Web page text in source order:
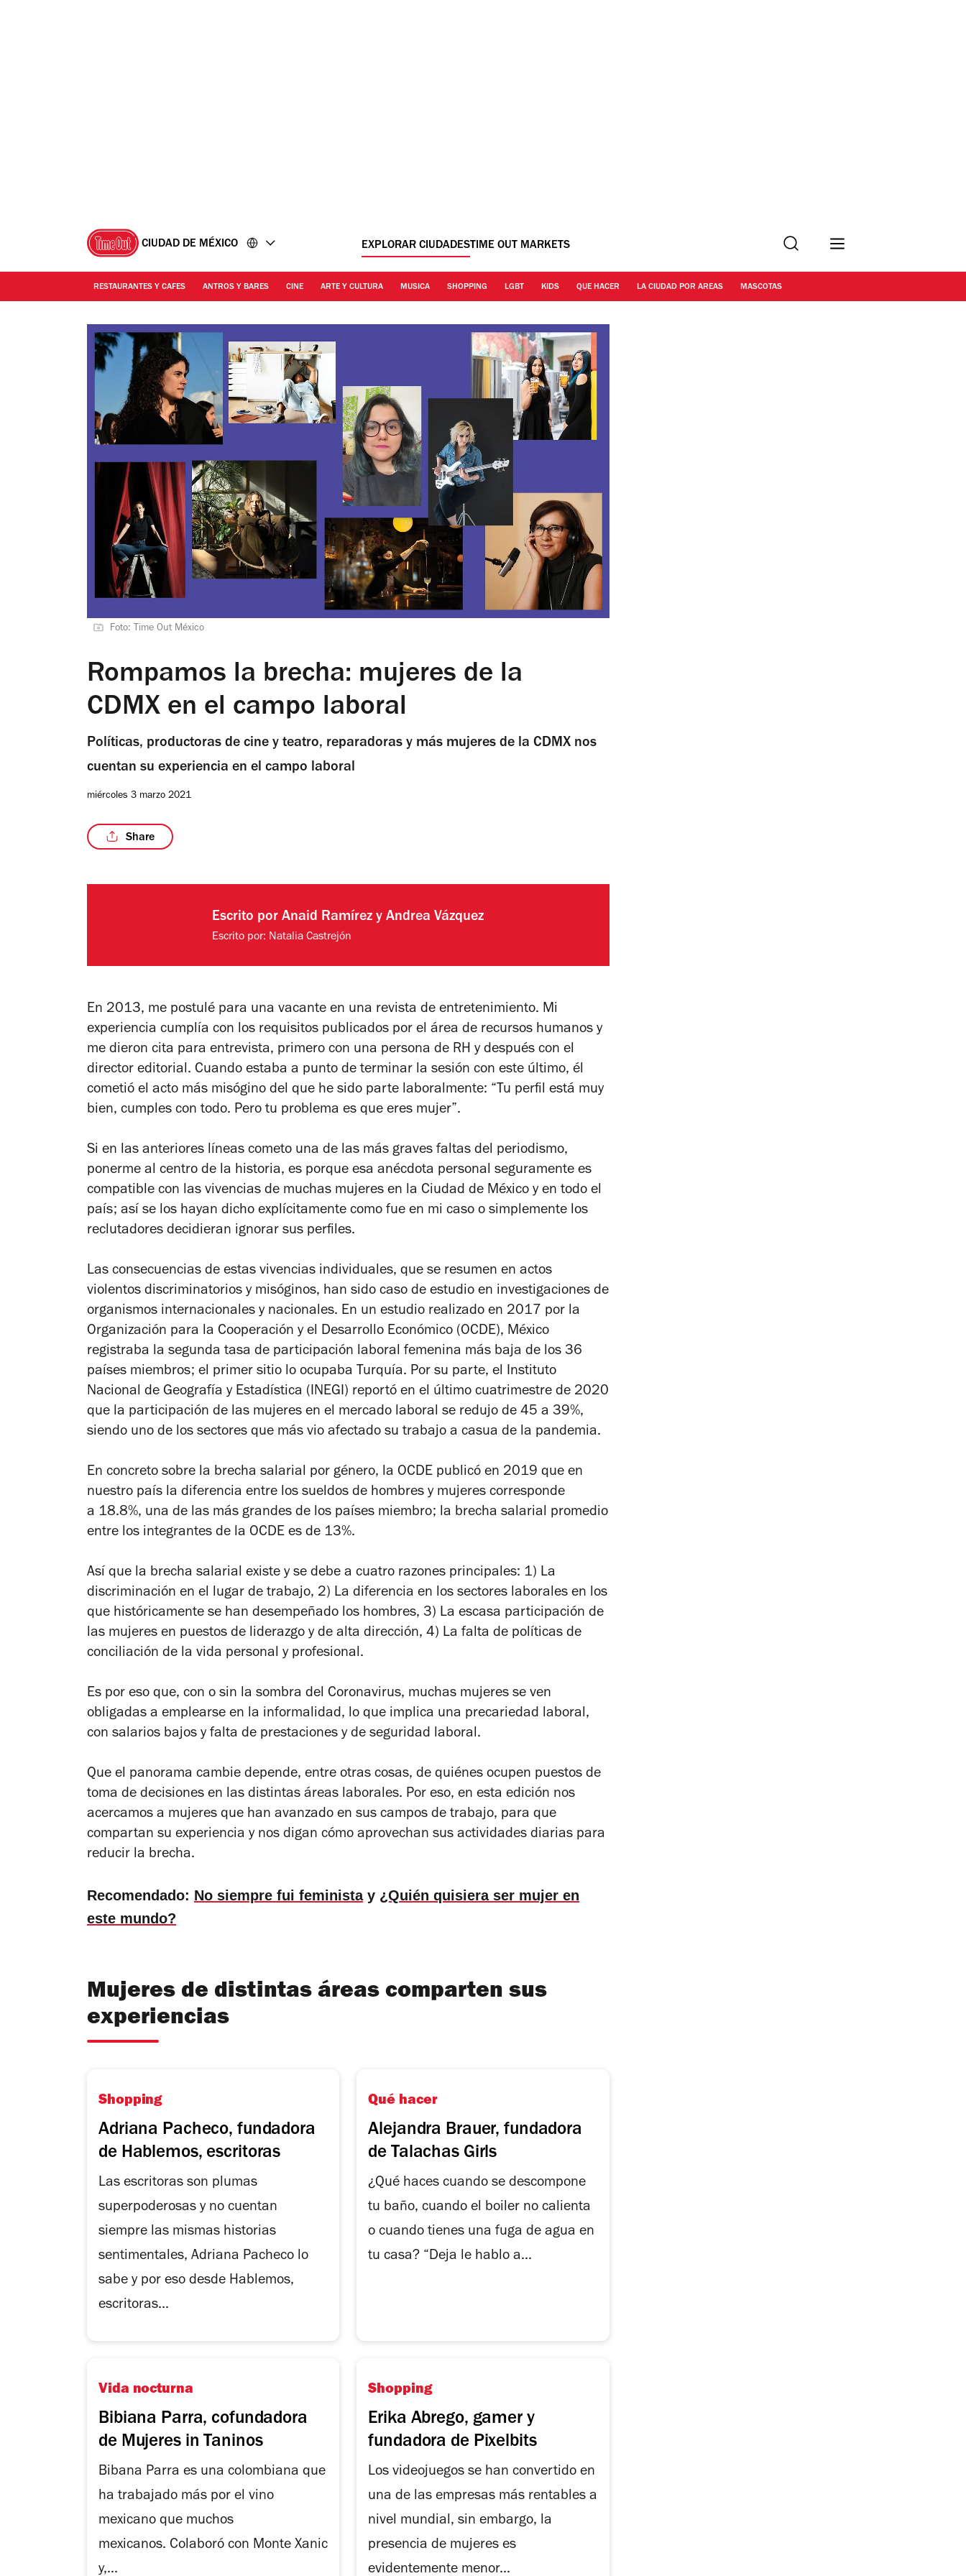
CIUDAD DE MÉXICO EXPLORAR CIUDADESTIME OUT MARKETS Buscar
RESTAURANTES Y CAFES ANTROS Y BARES CINE ARTE Y CULTURA MUSICA SHOPPING LGBT KIDS QUE HACER LA CIUDAD POR AREAS MASCOTAS
Foto: Time Out México
Rompamos la brecha: mujeres de la
CDMX en el campo laboral
Políticas, productoras de cine y teatro, reparadoras y más mujeres de la CDMX nos
cuentan su experiencia en el campo laboral
miércoles 3 marzo 2021
Share
Escrito porAnaid Ramírez yAndrea Vázquez
Escrito por: Natalia Castrejón
En 2013, me postulé para una vacante en una revista de entretenimiento. Mi
experiencia cumplía con los requisitos publicados por el área de recursos humanos y
me dieron cita para entrevista, primero con una persona de RH y después con el
director editorial. Cuando estaba a punto de terminar la sesión con este último, él
cometió el acto más misógino del que he sido parte laboralmente: “Tu perfil está muy
bien, cumples con todo. Pero tu problema es que eres mujer”.
Si en las anteriores líneas cometo una de las más graves faltas del periodismo,
ponerme al centro de la historia, es porque esa anécdota personal seguramente es
compatible con las vivencias de muchas mujeres en la Ciudad de México y en todo el
país; así se los hayan dicho explícitamente como fue en mi caso o simplemente los
reclutadores decidieran ignorar sus perfiles.
Las consecuencias de estas vivencias individuales, que se resumen en actos
violentos discriminatorios y misóginos, han sido caso de estudio en investigaciones de
organismos internacionales y nacionales. En un estudio realizado en 2017 por la
Organización para la Cooperación y el Desarrollo Económico (OCDE), México
registraba la segunda tasa de participación laboral femenina más baja de los 36
países miembros; el primer sitio lo ocupaba Turquía. Por su parte, el Instituto
Nacional de Geografía y Estadística (INEGI) reportó en el último cuatrimestre de 2020
que la participación de las mujeres en el mercado laboral se redujo de 45 a 39%,
siendo uno de los sectores que más vio afectado su trabajo a casua de la pandemia.
En concreto sobre la brecha salarial por género, la OCDE publicó en 2019 que en
nuestro país la diferencia entre los sueldos de hombres y mujeres corresponde
a 18.8%, una de las más grandes de los países miembro; la brecha salarial promedio
entre los integrantes de la OCDE es de 13%.
Así que la brecha salarial existe y se debe a cuatro razones principales: 1) La
discriminación en el lugar de trabajo, 2) La diferencia en los sectores laborales en los
que históricamente se han desempeñado los hombres, 3) La escasa participación de
las mujeres en puestos de liderazgo y de alta dirección, 4) La falta de políticas de
conciliación de la vida personal y profesional.
Es por eso que, con o sin la sombra del Coronavirus, muchas mujeres se ven
obligadas a emplearse en la informalidad, lo que implica una precariedad laboral,
con salarios bajos y falta de prestaciones y de seguridad laboral.
Que el panorama cambie depende, entre otras cosas, de quiénes ocupen puestos de
toma de decisiones en las distintas áreas laborales. Por eso, en esta edición nos
acercamos a mujeres que han avanzado en sus campos de trabajo, para que
compartan su experiencia y nos digan cómo aprovechan sus actividades diarias para
reducir la brecha.
Recomendado: No siempre fui feministay ¿Quién quisiera ser mujer en
este mundo?
Mujeres de distintas áreas comparten sus
experiencias
Shopping
Adriana Pacheco, fundadora
de Hablemos, escritoras
Las escritoras son plumas
superpoderosas y no cuentan
siempre las mismas historias
sentimentales, Adriana Pacheco lo
sabe y por eso desde Hablemos,
escritoras...
Qué hacer
Alejandra Brauer, fundadora
de Talachas Girls
¿Qué haces cuando se descompone
tu baño, cuando el boiler no calienta
o cuando tienes una fuga de agua en
tu casa? “Deja le hablo a...
Vida nocturna
Bibiana Parra, cofundadora
de Mujeres in Taninos
Bibana Parra es una colombiana que
ha trabajado más por el vino
mexicano que muchos
mexicanos. Colaboró con Monte Xanic
y,...
Shopping
Erika Abrego, gamer y
fundadora de Pixelbits
Los videojuegos se han convertido en
una de las empresas más rentables a
nivel mundial, sin embargo, la
presencia de mujeres es
evidentemente menor...